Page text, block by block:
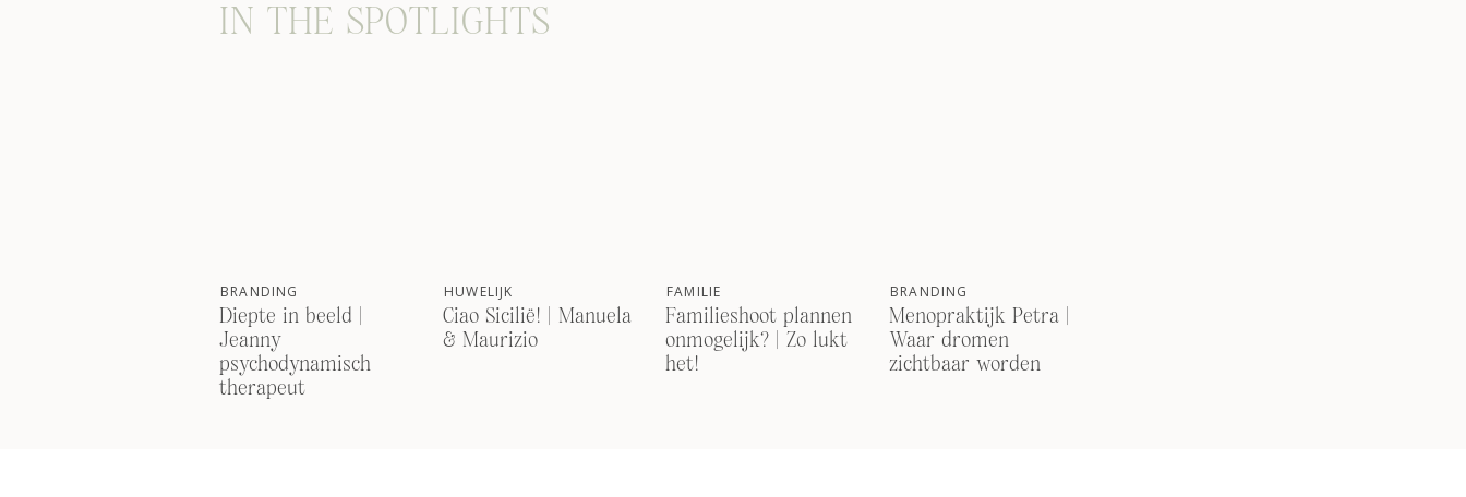
BRANDING
Diepte in beeld |
Jeanny
psychodynamisch
therapeut
HUWELIJK
Ciao Sicilië! | Manuela
& Maurizio
FAMILIE
Familieshoot plannen
onmogelijk? | Zo lukt
het!
BRANDING
Menopraktijk Petra |
Waar dromen
zichtbaar worden
IN THE SPOTLIGHTS